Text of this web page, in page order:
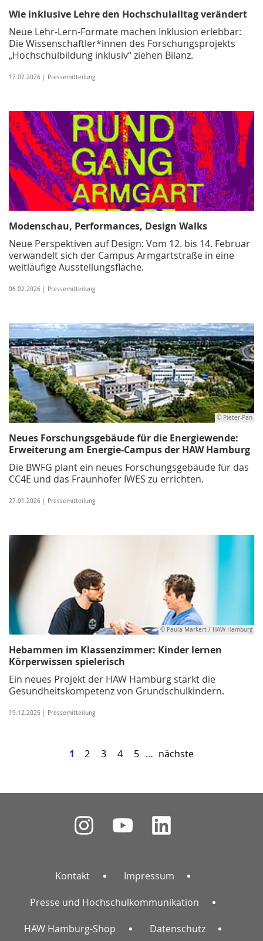
Wie inklusive Lehre den Hochschulalltag verändert
Neue Lehr-Lern-Formate machen Inklusion erlebbar:
Die Wissenschaftler*innen des Forschungsprojekts
„Hochschulbildung inklusiv“ ziehen Bilanz.
17.02.2026 | Pressemitteilung
Modenschau, Performances, Design Walks
Neue Perspektiven auf Design: Vom 12. bis 14. Februar
verwandelt sich der Campus Armgartstraße in eine
weitläufige Ausstellungsfläche.
06.02.2026 | Pressemitteilung
© Pieter-Pan
Neues Forschungsgebäude für die Energiewende:
Erweiterung am Energie-Campus der HAW Hamburg
Die BWFG plant ein neues Forschungsgebäude für das
CC4E und das Fraunhofer IWES zu errichten.
27.01.2026 | Pressemitteilung
© Paula Markert / HAW Hamburg
Hebammen im Klassenzimmer: Kinder lernen
Körperwissen spielerisch
Ein neues Projekt der HAW Hamburg stärkt die
Gesundheitskompetenz von Grundschulkindern.
19.12.2025 | Pressemitteilung
1 2 3 4 5 … nächste
Kontakt Impressum
Presse und Hochschulkommunikation
HAW Hamburg-Shop Datenschutz